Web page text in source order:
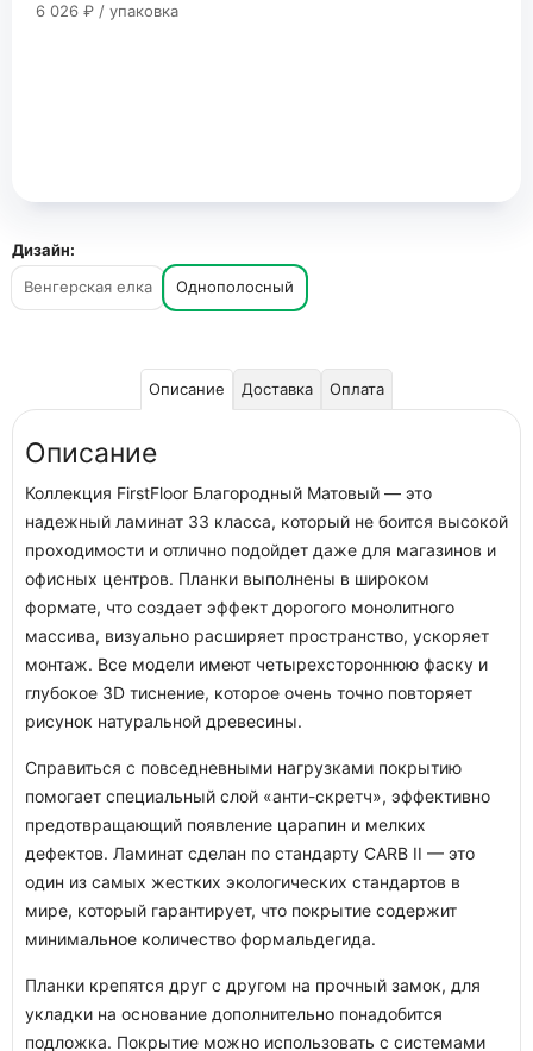
6 026 ₽ / упаковка
Дизайн:
Венгерская елка
Однополосный
Описание Доставка Оплата
Описание
Коллекция FirstFloor Благородный Матовый — это
надежный ламинат 33 класса, который не боится высокой
проходимости и отлично подойдет даже для магазинов и
офисных центров. Планки выполнены в широком
формате, что создает эффект дорогого монолитного
массива, визуально расширяет пространство, ускоряет
монтаж. Все модели имеют четырехстороннюю фаску и
глубокое 3D тиснение, которое очень точно повторяет
рисунок натуральной древесины.
Справиться с повседневными нагрузками покрытию
помогает специальный слой «анти-скретч», эффективно
предотвращающий появление царапин и мелких
дефектов. Ламинат сделан по стандарту CARB II — это
один из самых жестких экологических стандартов в
мире, который гарантирует, что покрытие содержит
минимальное количество формальдегида.
Планки крепятся друг с другом на прочный замок, для
укладки на основание дополнительно понадобится
подложка. Покрытие можно использовать с системами